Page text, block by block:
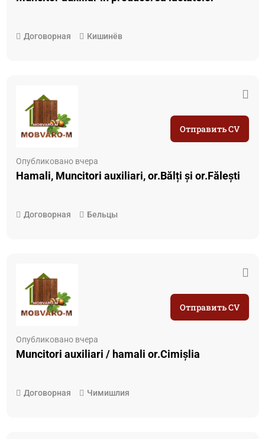
Договорная Кишинёв
Опубликовано вчера
Hamali, Muncitori auxiliari, or.Bălți și or.Fălești
Договорная Бельцы
Отправить CV
Опубликовано вчера
Muncitori auxiliari / hamali or.Cimișlia
Договорная Чимишлия
Отправить CV